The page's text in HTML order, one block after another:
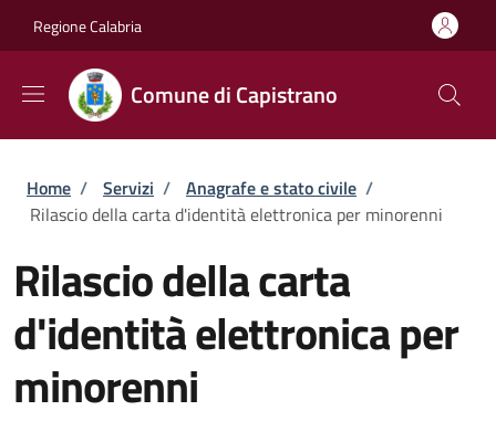
Regione Calabria
Comune di Capistrano
Briciole di pane
Home / Servizi / Anagrafe e stato civile /
Rilascio della carta d'identità elettronica per minorenni
Rilascio della carta
d'identità elettronica per
minorenni